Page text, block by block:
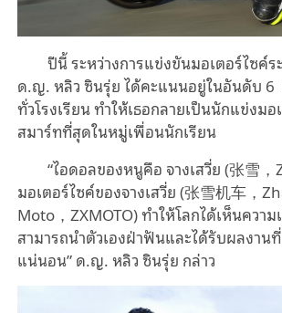
ปีนี้ ระหว่างการแข่งขันมอเตอร์ไซค์
ด.ญ. หลิว ซินรุ่ย ได้คะแนนอยู่ในอันดับ 6
ทั่วโรงเรียน ทำให้เธอกลายเป็นนักแข่งม
สมาร์ทที่สุดในหมู่เพื่อนนักเรียน
“ไอดอลของหนูคือ จางเสวี่ย (张雪
มอเตอร์ไซค์ของจางเสวี่ย (张雪机车，
Moto，ZXMOTO) ทําให้โลกได้เห็นควา
สามารถนำตัวเองฝ่าฟันและได้รับผลงาน
แน่นอน” ด.ญ. หลิว ซินรุ่ย กล่าว